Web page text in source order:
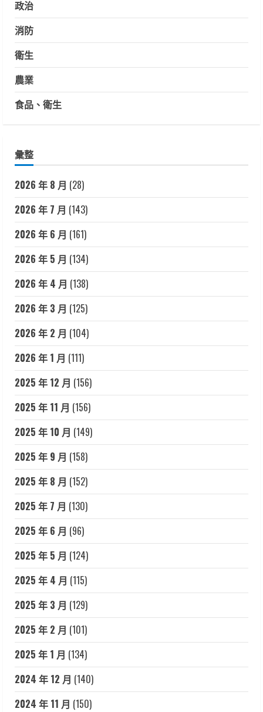
政治
消防
衛生
農業
食品、衛生
彙整
2026 年 8 月 (28)
2026 年 7 月 (143)
2026 年 6 月 (161)
2026 年 5 月 (134)
2026 年 4 月 (138)
2026 年 3 月 (125)
2026 年 2 月 (104)
2026 年 1 月 (111)
2025 年 12 月 (156)
2025 年 11 月 (156)
2025 年 10 月 (149)
2025 年 9 月 (158)
2025 年 8 月 (152)
2025 年 7 月 (130)
2025 年 6 月 (96)
2025 年 5 月 (124)
2025 年 4 月 (115)
2025 年 3 月 (129)
2025 年 2 月 (101)
2025 年 1 月 (134)
2024 年 12 月 (140)
2024 年 11 月 (150)